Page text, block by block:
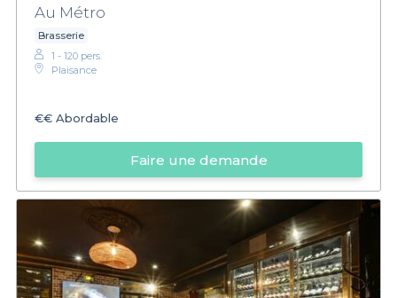
Au Métro
Brasserie
1 - 120 pers.
Plaisance
€€ Abordable
Faire une demande